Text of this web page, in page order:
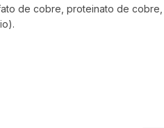
de cobre, proteinato de